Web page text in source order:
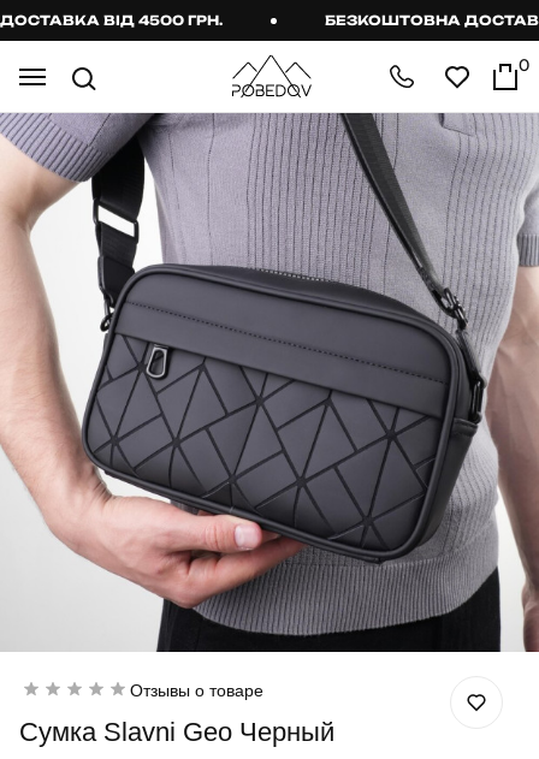
ВІД 4500 ГРН. БЕЗКОШТОВНА ДОСТАВКА
0
Отзывы о товаре
Сумка Slavni Geo Черный